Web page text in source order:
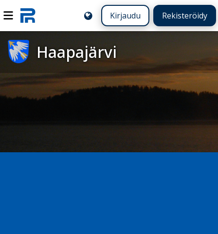
Kirjaudu Rekisteröidy
Haapajärvi